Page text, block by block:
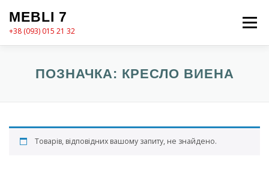
вмісту
MEBLI 7
+38 (093) 015 21 32
Меню
MEBLI7 КАТАЛОГ ПРО НАС КОШИК
ПОЗНАЧКА: КРЕСЛО ВИЕНА
Товарів, відповідних вашому запиту, не знайдено.